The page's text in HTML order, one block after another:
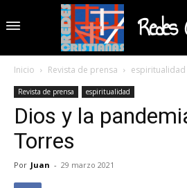
Inicio Revista de prensa espiritualidad
Revista de prensa espiritualidad
Dios y la
Torres
Por Juan - 29 marzo 2021